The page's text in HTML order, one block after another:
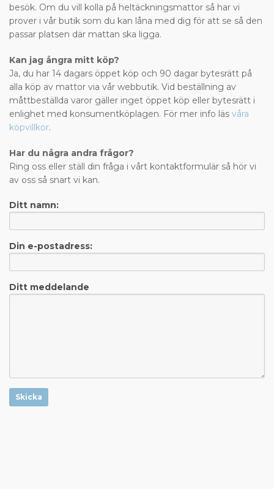
besök. Om du vill kolla på heltäckningsmattor så har vi
prover i vår butik som du kan låna med dig för att se så den
passar platsen där mattan ska ligga.
Kan jag ångra mitt köp?
Ja, du har 14 dagars öppet köp och 90 dagar bytesrätt på
alla köp av mattor via vår webbutik. Vid beställning av
måttbeställda varor gäller inget öppet köp eller bytesrätt i
enlighet med konsumentköplagen. För mer info läs våra
köpvillkor.
Har du några andra frågor?
Ring oss eller ställ din fråga i vårt kontaktformulär så hör vi
av oss så snart vi kan.
Ditt namn:
Din e-postadress:
Ditt meddelande
Skicka